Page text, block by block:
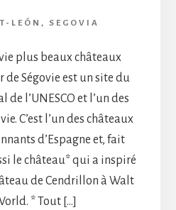
LEÓN , SEGOVIA
plus beaux châteaux
de Ségovie est un site du
l’UNESCO et l’un des
C’est l’un des châteaux
d’Espagne et, fait
le château* qui a inspiré
de Cendrillon à Walt
* Tout […]